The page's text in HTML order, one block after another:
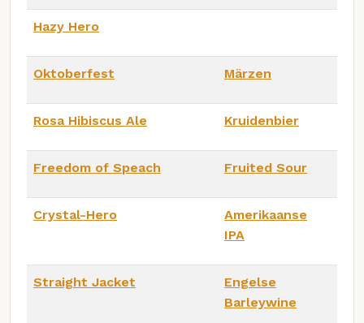
Hazy Hero
Oktoberfest Märzen
Rosa Hibiscus Ale Kruidenbier
Freedom of Speach Fruited Sour
Crystal-Hero
Amerikaanse
IPA
Straight Jacket
Engelse
Barleywine